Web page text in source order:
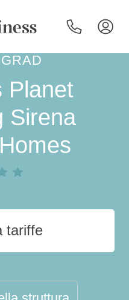
Planet
Sirena
tariffe